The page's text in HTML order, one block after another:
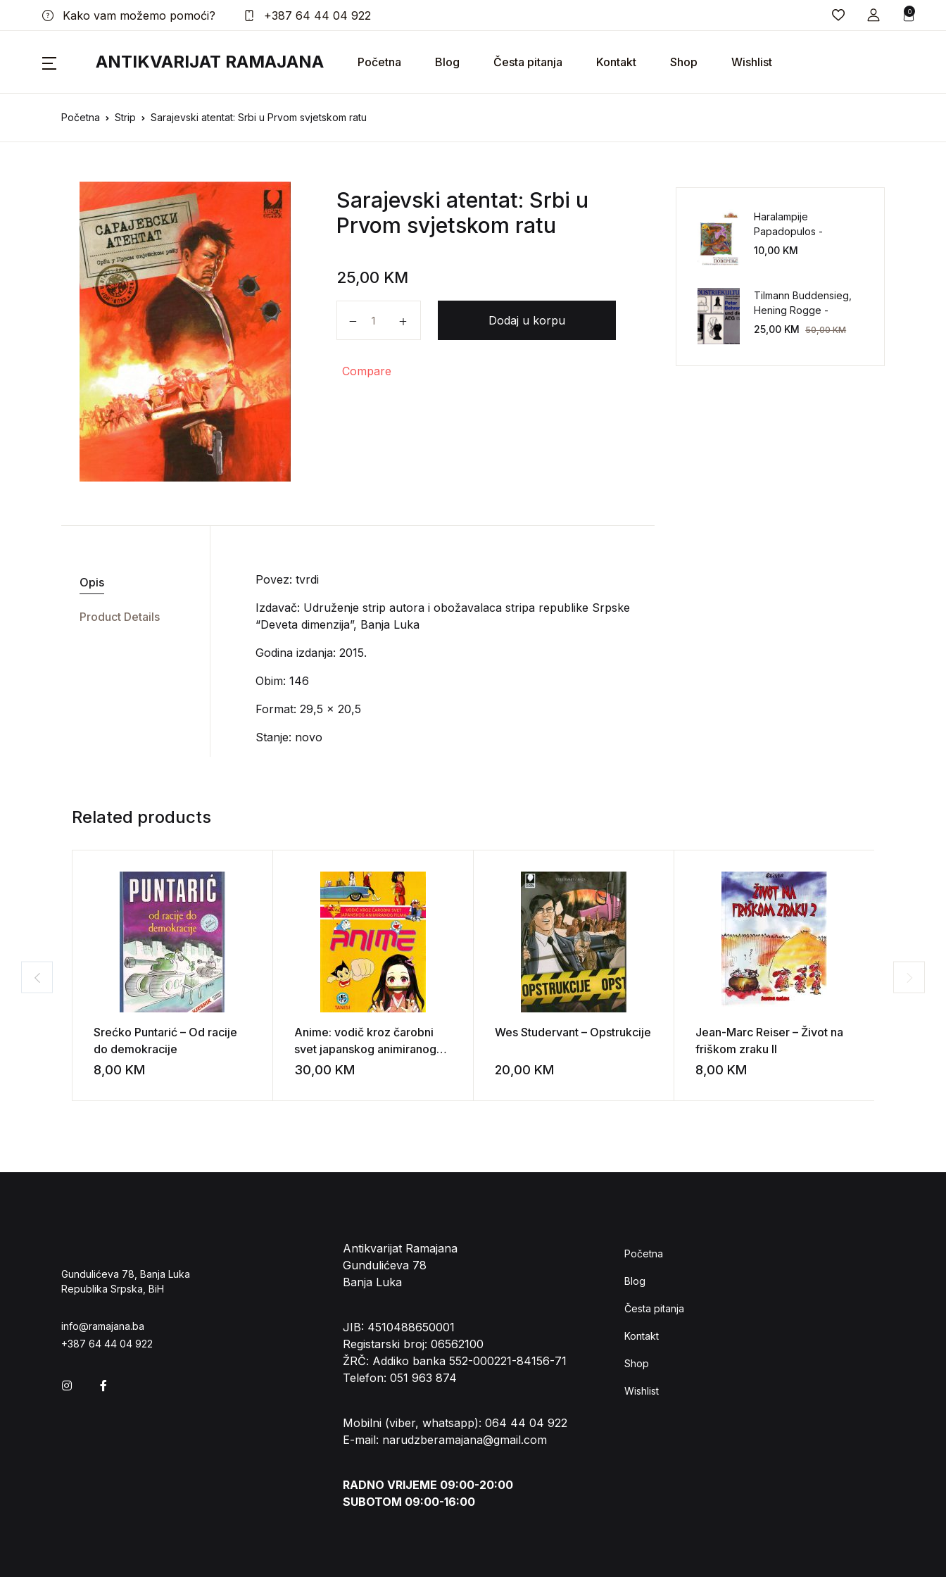
Kako vam možemo pomoći? +387 64 44 04 922 0
ANTIKVARIJAT RAMAJANA Početna Blog Česta pitanja Kontakt Shop Wishlist
Početna Strip Sarajevski atentat: Srbi u Prvom svjetskom ratu
Sarajevski atentat: Srbi u
Prvom svjetskom ratu
25,00 KM
Dodaj u korpu
Compare
Opis
Product Details
Povez: tvrdi
Izdavač: Udruženje strip autora i obožavalaca stripa republike Srpske
“Deveta dimenzija”, Banja Luka
Godina izdanja: 2015.
Obim: 146
Format: 29,5 x 20,5
Stanje: novo
Haralampije
Papadopulos -
Poverenje: sloboda od
10,00 KM
Tilmann Buddensieg,
Hening Rogge -
Industriekultur: Peter
25,00 KM 50,00KM
Related products
Srećko Puntarić – Od racije
do demokracije
8,00 KM Add to wishlist
Anime: vodič kroz čarobni
svet japanskog animiranog
filma
30,00 KM Add to wishlist
Wes Studervant – Opstrukcije
20,00 KM Add to wishlist
Jean-Marc Reiser – Život na
friškom zraku II
8,00 KM
Gundulićeva 78, Banja Luka
Republika Srpska, BiH
info@ramajana.ba
+387 64 44 04 922
Instagram
Antikvarijat Ramajana
Gundulićeva 78
Banja Luka
JIB: 4510488650001
Registarski broj: 06562100
ŽRČ: Addiko banka 552-000221-84156-71
Telefon: 051 963 874
Mobilni (viber, whatsapp): 064 44 04 922
E-mail: narudzberamajana@gmail.com
RADNO VRIJEME 09:00-20:00
SUBOTOM 09:00-16:00
Početna
Blog
Česta pitanja
Kontakt
Shop
Wishlist